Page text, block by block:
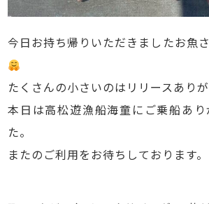
今日お持ち帰りいただきましたお魚
たくさんの小さいのはリリースあり
本日は高松遊漁船海童にご乗船あ
た。
またのご利用をお待ちしております。